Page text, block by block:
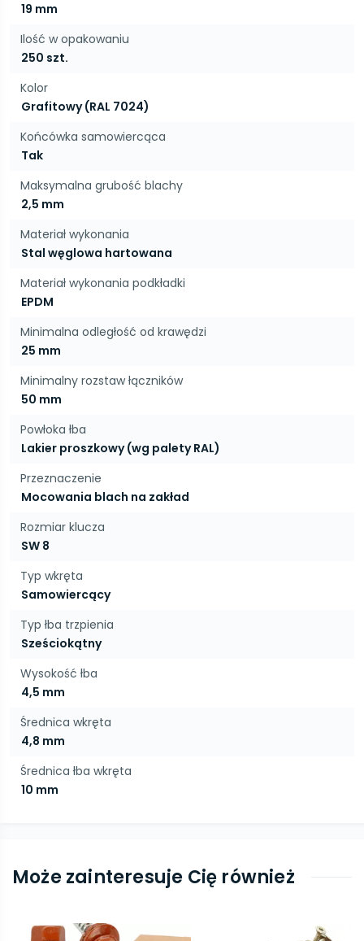
19 mm
Ilość w opakowaniu
250 szt.
Kolor
Grafitowy (RAL 7024)
Końcówka samowiercąca
Tak
Maksymalna grubość blachy
2,5 mm
Materiał wykonania
Stal węglowa hartowana
Materiał wykonania podkładki
EPDM
Minimalna odległość od krawędzi
25 mm
Minimalny rozstaw łączników
50 mm
Powłoka łba
Lakier proszkowy (wg palety RAL)
Przeznaczenie
Mocowania blach na zakład
Rozmiar klucza
SW 8
Typ wkręta
Samowiercący
Typ łba trzpienia
Sześciokątny
Wysokość łba
4,5 mm
Średnica wkręta
4,8 mm
Średnica łba wkręta
10 mm
Może zainteresuje Cię również